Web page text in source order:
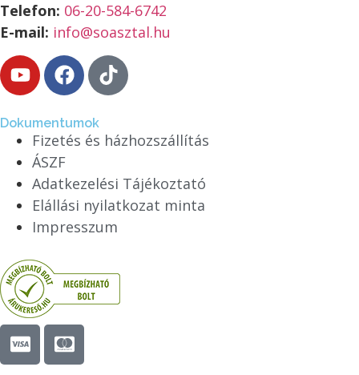
Telefon: 06-20-584-6742
E-mail: info@soasztal.hu
Dokumentumok
Fizetés és házhozszállítás
ÁSZF
Adatkezelési Tájékoztató
Elállási nyilatkozat minta
Impresszum